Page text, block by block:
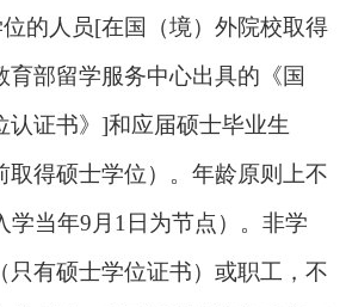
的人员[在国（境）外院校取得
育部留学服务中心出具的《国
认证书》]和应届硕士毕业生
取得硕士学位）。年龄原则上不
学当年9月1日为节点）。非学
只有硕士学位证书）或职工，不